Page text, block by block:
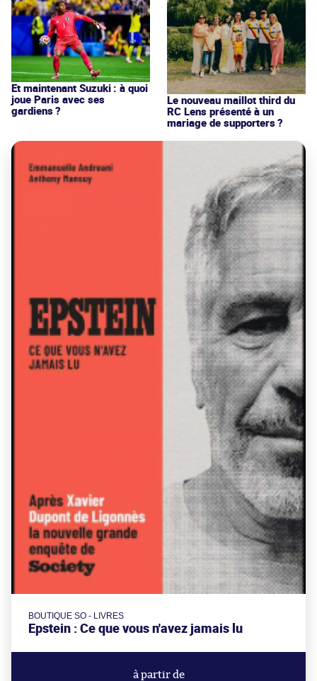
Et maintenant Suzuki : à quoi
joue Paris avec ses
gardiens ?
Le nouveau maillot third du
RC Lens présenté à un
mariage de supporters ?
BOUTIQUE SO - LIVRES
Epstein : Ce que vous n'avez jamais lu
à partir de